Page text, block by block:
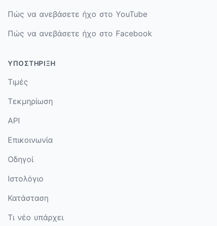
Πώς να ανεβάσετε ήχο στο YouTube
Πώς να ανεβάσετε ήχο στο Facebook
ΥΠΟΣΤΉΡΙΞΗ
Τιμές
Τεκμηρίωση
API
Επικοινωνία
Οδηγοί
Ιστολόγιο
Κατάσταση
Τι νέο υπάρχει